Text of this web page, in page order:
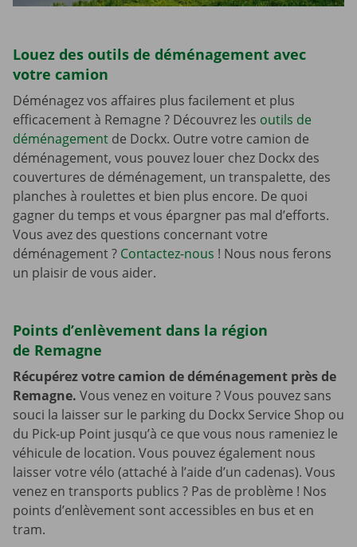
Louez des outils de déménagement avec
votre camion
Déménagez vos affaires plus facilement et plus
efficacement à Remagne ? Découvrez les outils de
déménagement de Dockx. Outre votre camion de
déménagement, vous pouvez louer chez Dockx des
couvertures de déménagement, un transpalette, des
planches à roulettes et bien plus encore. De quoi
gagner du temps et vous épargner pas mal d’efforts.
Vous avez des questions concernant votre
déménagement ? Contactez-nous ! Nous nous ferons
un plaisir de vous aider.
Points d’enlèvement dans la région
de Remagne
Récupérez votre camion de déménagement près de
Remagne. Vous venez en voiture ? Vous pouvez sans
souci la laisser sur le parking du Dockx Service Shop ou
du Pick-up Point jusqu’à ce que vous nous rameniez le
véhicule de location. Vous pouvez également nous
laisser votre vélo (attaché à l’aide d’un cadenas). Vous
venez en transports publics ? Pas de problème ! Nos
points d’enlèvement sont accessibles en bus et en
tram.